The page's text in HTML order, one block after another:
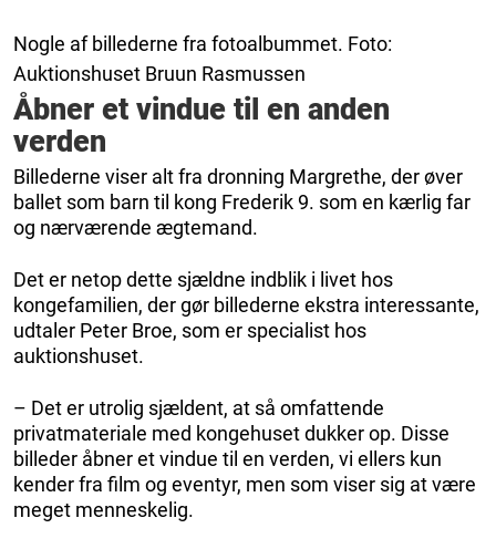
Nogle af billederne fra fotoalbummet. Foto:
Auktionshuset Bruun Rasmussen
Åbner et vindue til en anden
verden
Billederne viser alt fra dronning Margrethe, der øver
ballet som barn til kong Frederik 9. som en kærlig far
og nærværende ægtemand.
Det er netop dette sjældne indblik i livet hos
kongefamilien, der gør billederne ekstra interessante,
udtaler Peter Broe, som er specialist hos
auktionshuset.
– Det er utrolig sjældent, at så omfattende
privatmateriale med kongehuset dukker op. Disse
billeder åbner et vindue til en verden, vi ellers kun
kender fra film og eventyr, men som viser sig at være
meget menneskelig.